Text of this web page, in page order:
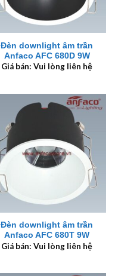
Đèn downlight âm trần
Anfaco AFC 680D 9W
Giá bán: Vui lòng liên hệ
Đèn downlight âm trần
Anfaco AFC 680T 9W
Giá bán: Vui lòng liên hệ